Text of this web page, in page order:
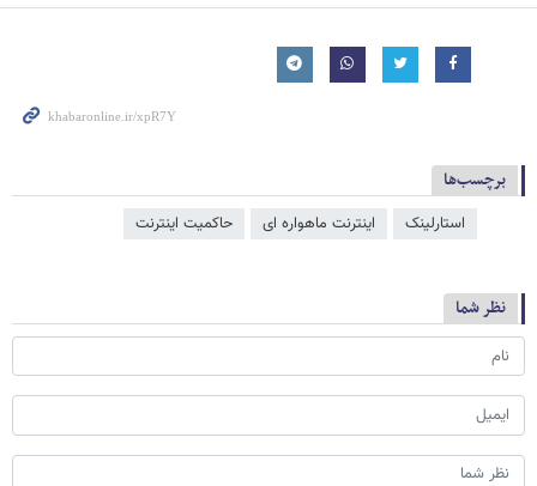
برچسب‌ها
استارلینک اینترنت ماهواره ای حاکمیت اینترنت
نظر شما